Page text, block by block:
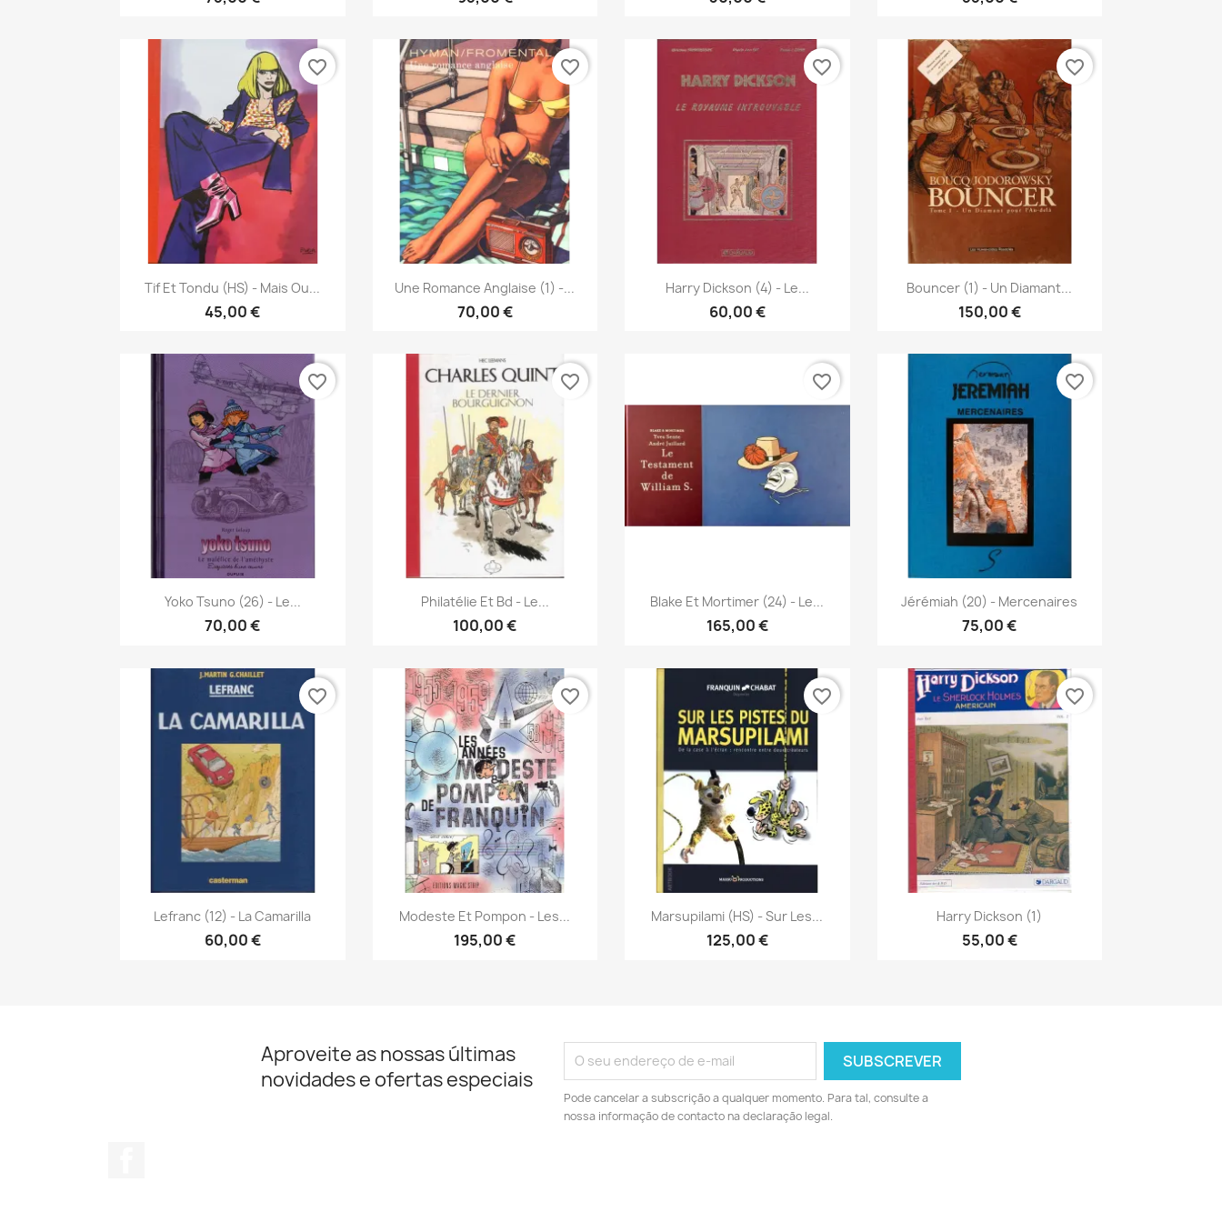
Vista rápida
Tif Et Tondu (HS) - Mais Ou...
45,00 €
favorite_border
Vista rápida
Une Romance Anglaise (1) -...
70,00 €
favorite_border
Vista rápida
Harry Dickson (4) - Le...
60,00 €
favorite_border
Vista rápida
Bouncer (1) - Un Diamant...
150,00 €
favorite_border
Vista rápida
Yoko Tsuno (26) - Le...
70,00 €
favorite_border
Vista rápida
Philatélie Et Bd - Le...
100,00 €
favorite_border
Vista rápida
Blake Et Mortimer (24) - Le...
165,00 €
favorite_border
 Vista rápida
Jérémiah (20) - Mercenaires
75,00 €
favorite_border
Vista rápida
Lefranc (12) - La Camarilla
60,00 €
favorite_border
Vista rápida
Modeste Et Pompon - Les...
195,00 €
favorite_border
Vista rápida
Marsupilami (HS) - Sur Les...
125,00 €
favorite_border
Vista rápida
Harry Dickson (1)
55,00 €
favorite_border
Aproveite as nossas últimas
novidades e ofertas especiais
Pode cancelar a subscrição a qualquer momento. Para tal, consulte a
nossa informação de contacto na declaração legal.